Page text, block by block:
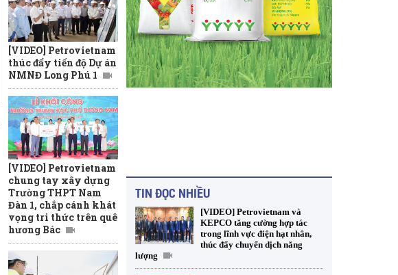
[VIDEO] Petrovietnam
thúc đẩy tiến độ Dự án
NMNĐ Long Phú 1
[VIDEO] Petrovietnam
chung tay xây dựng
Trường THPT Nam
Đàn 1, chắp cánh khát
vọng tri thức trên quê
hương Bác
TIN ĐỌC NHIỀU
[VIDEO] Petrovietnam và
KEPCO tăng cường hợp tác
trong lĩnh vực điện hạt nhân,
thúc đẩy chuyển dịch năng
lượng